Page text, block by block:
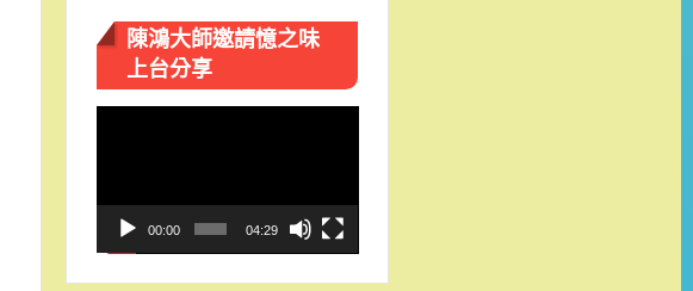
陳鴻大師邀請憶之味
上台分享
放
00:00 04:29